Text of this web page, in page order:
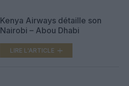
Kenya Airways détaille son
Nairobi – Abou Dhabi
LIRE L'ARTICLE